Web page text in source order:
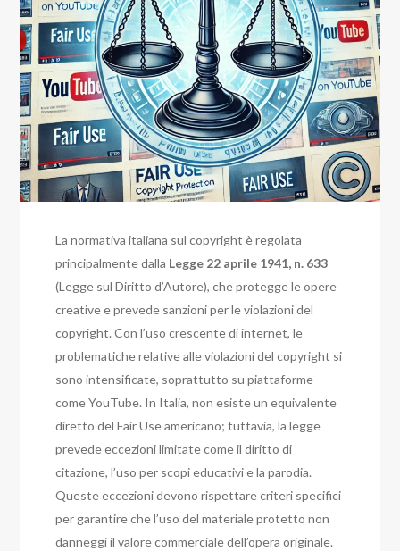
La normativa italiana sul copyright è regolata
principalmente dalla Legge 22 aprile 1941, n. 633
(Legge sul Diritto d’Autore), che protegge le opere
creative e prevede sanzioni per le violazioni del
copyright. Con l’uso crescente di internet, le
problematiche relative alle violazioni del copyright si
sono intensificate, soprattutto su piattaforme
come YouTube. In Italia, non esiste un equivalente
diretto del Fair Use americano; tuttavia, la legge
prevede eccezioni limitate come il diritto di
citazione, l’uso per scopi educativi e la parodia.
Queste eccezioni devono rispettare criteri specifici
per garantire che l’uso del materiale protetto non
danneggi il valore commerciale dell’opera originale.